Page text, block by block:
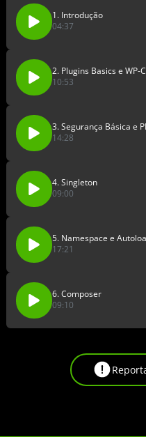
1. Introdução
04:37
2. Plugins Basics e WP-
10:53
3. Segurança Básica e
14:28
4. Singleton
09:00
5. Namespace e
17:21
6. Composer
09:10